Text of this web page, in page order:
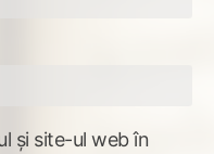
și site-ul web în